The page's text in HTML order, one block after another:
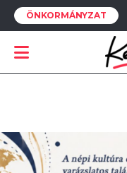
ÖNKORMÁNYZAT